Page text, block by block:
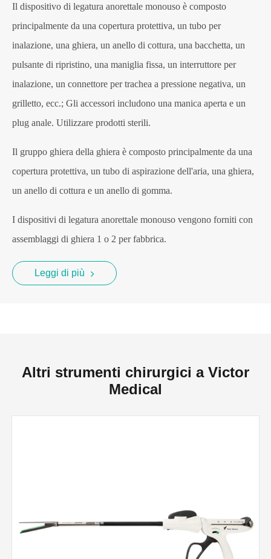
Il dispositivo di legatura anorettale monouso è composto
principalmente da una copertura protettiva, un tubo per
inalazione, una ghiera, un anello di cottura, una bacchetta, un
pulsante di ripristino, una maniglia fissa, un interruttore per
inalazione, un connettore per trachea a pressione negativa, un
grilletto, ecc.; Gli accessori includono una manica aperta e un
plug anale. Utilizzare prodotti sterili.
Il gruppo ghiera della ghiera è composto principalmente da una
copertura protettiva, un tubo di aspirazione dell'aria, una ghiera,
un anello di cottura e un anello di gomma.
I dispositivi di legatura anorettale monouso vengono forniti con
assemblaggi di ghiera 1 o 2 per fabbrica.
Leggi di più
Altri strumenti chirurgici a Victor
Medical